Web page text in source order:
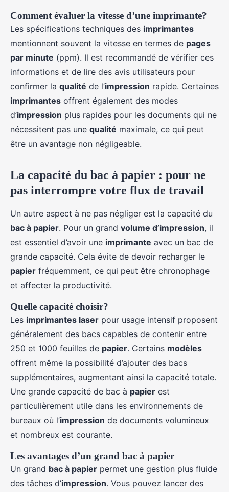
Comment évaluer la vitesse d’une imprimante?
Les spécifications techniques des imprimantes
mentionnent souvent la vitesse en termes de pages
par minute (ppm). Il est recommandé de vérifier ces
informations et de lire des avis utilisateurs pour
confirmer la qualité de l’impression rapide. Certaines
imprimantes offrent également des modes
d’impression plus rapides pour les documents qui ne
nécessitent pas une qualité maximale, ce qui peut
être un avantage non négligeable.
La capacité du bac à papier : pour ne
pas interrompre votre flux de travail
Un autre aspect à ne pas négliger est la capacité du
bac à papier. Pour un grand volume d’impression, il
est essentiel d’avoir une imprimante avec un bac de
grande capacité. Cela évite de devoir recharger le
papier fréquemment, ce qui peut être chronophage
et affecter la productivité.
Quelle capacité choisir?
Les imprimantes laser pour usage intensif proposent
généralement des bacs capables de contenir entre
250 et 1000 feuilles de papier. Certains modèles
offrent même la possibilité d’ajouter des bacs
supplémentaires, augmentant ainsi la capacité totale.
Une grande capacité de bac à papier est
particulièrement utile dans les environnements de
bureaux où l’impression de documents volumineux
et nombreux est courante.
Les avantages d’un grand bac à papier
Un grand bac à papier permet une gestion plus fluide
des tâches d’impression. Vous pouvez lancer des